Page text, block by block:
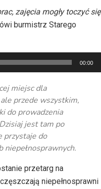
zajęcia mogły toczyć się
burmistrz Starego
00:00
miejsc dla
przede wszystkim,
do prowadzenia
jest tam po
przystaje do
niepełnosprawnych.
przetarg na
niepełnosprawni